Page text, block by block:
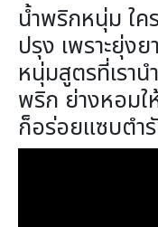
น้ำพริกหนุ่ม ใค
ปรุง เพราะยุ่ง
หนุ่มสูตรที่เรา
พริก ย่างหอมใ
ก็อร่อยแซบตำ